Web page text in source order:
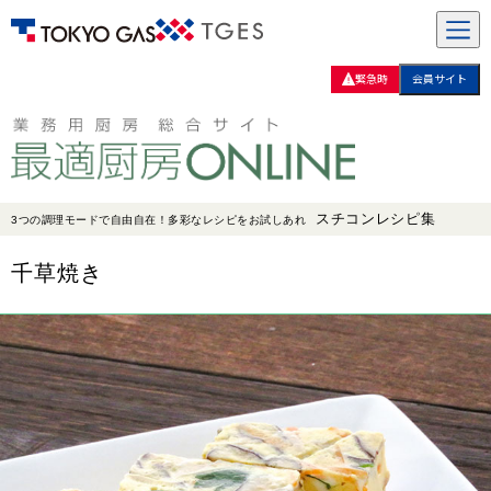
緊急時 会員サイト
3つの調理モードで自由自在！多彩なレシピをお試しあれ スチコンレシピ集
千草焼き